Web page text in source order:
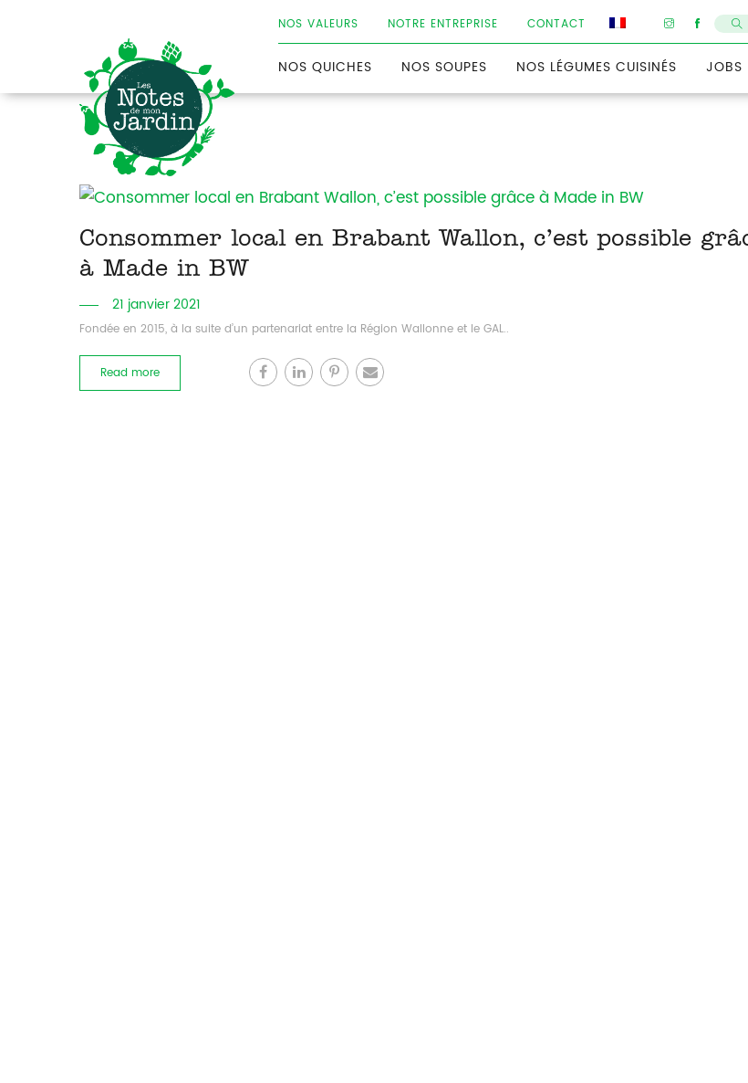
Notes
de
mon
Jardin
NOS VALEURS NOTRE ENTREPRISE CONTACT
NOS QUICHES NOS SOUPES NOS LÉGUMES CUISINÉS JOBS
Consommer local en Brabant Wallon, c’est possible
à Made in BW
21 janvier 2021
Fondée en 2015, à la suite d’un partenariat entre la Région Wallonne et le GAL..
Read more